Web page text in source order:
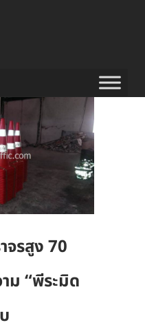
จรสูง 70
ม “พีระมิด